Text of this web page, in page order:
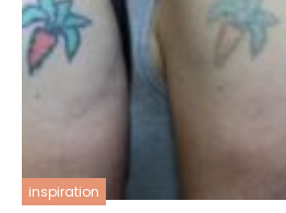
inspiration